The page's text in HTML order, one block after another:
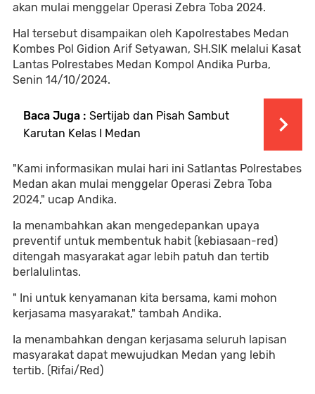
akan mulai menggelar Operasi Zebra Toba 2024.
Hal tersebut disampaikan oleh Kapolrestabes Medan
Kombes Pol Gidion Arif Setyawan, SH.SIK melalui Kasat
Lantas Polrestabes Medan Kompol Andika Purba,
Senin 14/10/2024.
Baca Juga : Sertijab dan Pisah Sambut
Karutan Kelas I Medan
"Kami informasikan mulai hari ini Satlantas Polrestabes
Medan akan mulai menggelar Operasi Zebra Toba
2024," ucap Andika.
Ia menambahkan akan mengedepankan upaya
preventif untuk membentuk habit (kebiasaan-red)
ditengah masyarakat agar lebih patuh dan tertib
berlalulintas.
" Ini untuk kenyamanan kita bersama, kami mohon
kerjasama masyarakat," tambah Andika.
Ia menambahkan dengan kerjasama seluruh lapisan
masyarakat dapat mewujudkan Medan yang lebih
tertib. (Rifai/Red)